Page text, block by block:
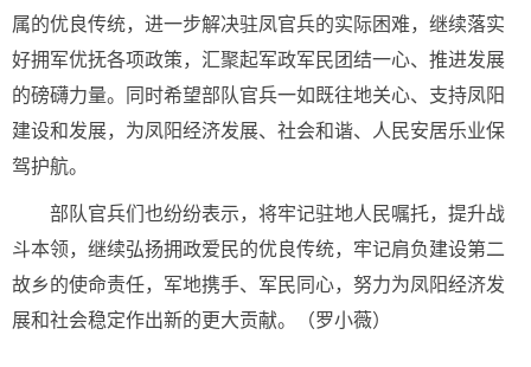
属的优良传统，进一步解决驻凤官兵的实际困难，继续落实
好拥军优抚各项政策，汇聚起军政军民团结一心、推进发展
的磅礴力量。同时希望部队官兵一如既往地关心、支持凤阳
建设和发展，为凤阳经济发展、社会和谐、人民安居乐业保
驾护航。
部队官兵们也纷纷表示，将牢记驻地人民嘱托，提升战
斗本领，继续弘扬拥政爱民的优良传统，牢记肩负建设第二
故乡的使命责任，军地携手、军民同心，努力为凤阳经济发
展和社会稳定作出新的更大贡献。（罗小薇）